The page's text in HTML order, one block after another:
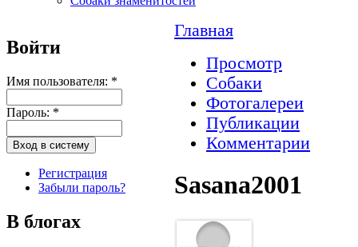
Войти
Имя пользователя: *
Пароль: *
Регистрация
Забыли пароль?
В блогах
Главная
Просмотр
Собаки
Фотогалереи
Публикации
Комментарии
Sasana2001